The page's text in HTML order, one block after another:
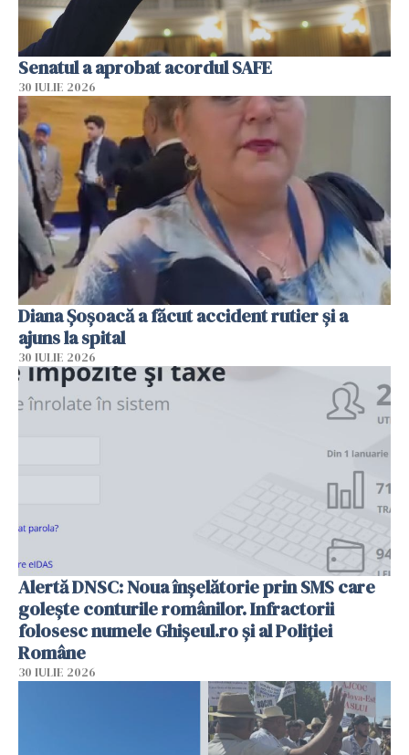
Senatul a aprobat acordul SAFE
30 IULIE 2026
Diana Șoșoacă a făcut accident rutier și a
ajuns la spital
30 IULIE 2026
Alertă DNSC: Noua înșelătorie prin SMS care
golește conturile românilor. Infractorii
folosesc numele Ghișeul.ro și al Poliției
Române
30 IULIE 2026